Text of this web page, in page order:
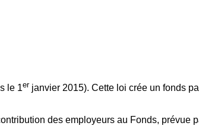
le 1er janvier 2015). Cette loi crée un fonds
des employeurs au Fonds, prévue